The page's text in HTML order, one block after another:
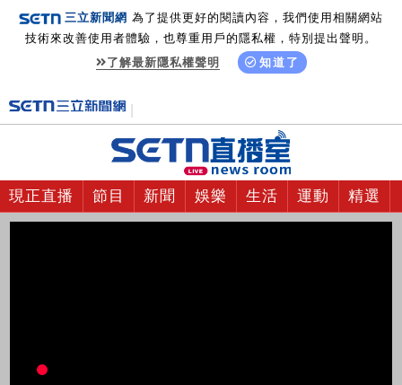
三立新聞網 為了提供更好的閱讀內容，我們使用相關網站
技術來改善使用者體驗，也尊重用戶的隱私權，特別提出聲明。
了解最新隱私權聲明
知道了
現正直播 節目 新聞 娛樂 生活 運動 精選